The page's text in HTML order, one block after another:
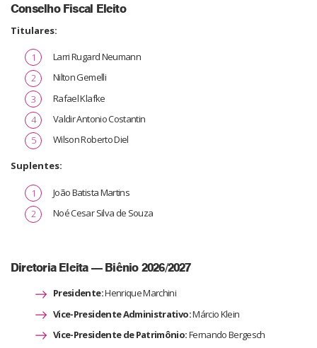
Conselho Fiscal Eleito
Titulares:
Larri Rugard Neumann
Nilton Gemelli
Rafael Klafke
Valdir Antonio Costantin
Wilson Roberto Diel
Suplentes:
João Batista Martins
Noé Cesar Silva de Souza
Diretoria Eleita — Biênio 2026/2027
Presidente:Henrique Marchini
Vice-Presidente Administrativo:Márcio Klein
Vice-Presidente de Patrimônio:Fernando Bergesch